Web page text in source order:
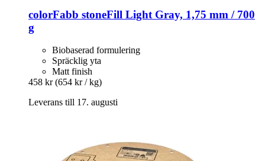
colorFabb stoneFill Light Gray, 1,75 mm / 700
g
Biobaserad formulering
Spräcklig yta
Matt finish
458 kr (654 kr / kg)
Leverans till 17. augusti